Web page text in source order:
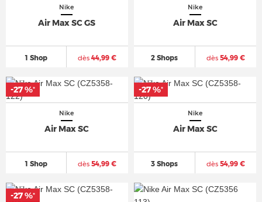
Nike
Air Max SC GS
1 Shop dès 44,99 €
Nike
Air Max SC
2 Shops dès54,99 €
Nike
Air Max SC
1 Shop dès 54,99 €
-27 %*
Nike
Air Max SC
3 Shops dès54,99 €
-27 %*
-27 %*